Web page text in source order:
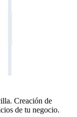
Creación de
de tu negocio.